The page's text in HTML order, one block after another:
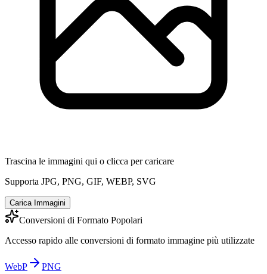
Trascina le immagini qui o clicca per caricare
Supporta JPG, PNG, GIF, WEBP, SVG
Carica Immagini
Conversioni di Formato Popolari
Accesso rapido alle conversioni di formato immagine più utilizzate
WebP
PNG